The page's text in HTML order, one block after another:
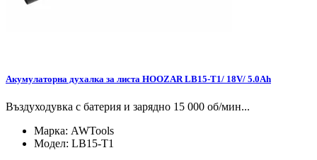
Акумулаторна духалка за листа HOOZAR LB15-T1/ 18V/ 5.0Ah
Въздуходувка с батерия и зарядно 15 000 об/мин...
Марка: AWTools
Модел: LB15-T1